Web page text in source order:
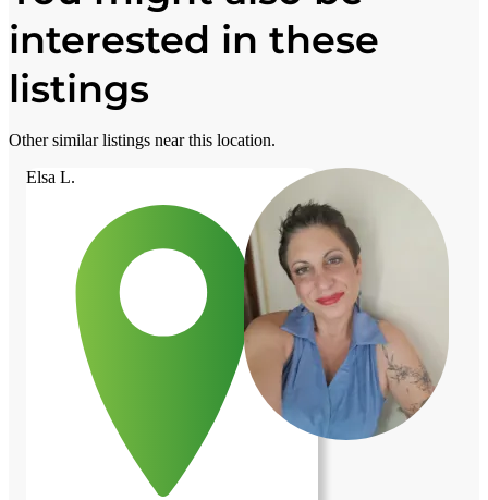
interested in these
listings
Other similar listings near this location.
Elsa L.